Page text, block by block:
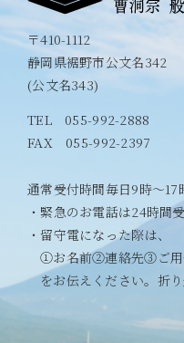
〒410-1112
静岡県裾野市公文名342
(公文名343)
TEL 055-992-2888
FAX 055-992-2397
通常受付時間毎日9時〜17
・緊急のお電話は24時間
・留守電になった際は、
①お名前②連絡先③ご用
をお伝えください。折り